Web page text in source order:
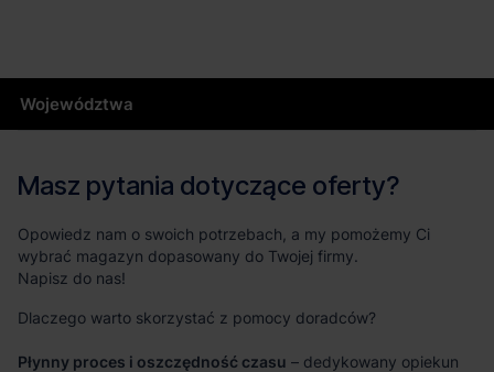
Województwa
Masz pytania dotyczące oferty?
Opowiedz nam o swoich potrzebach, a my pomożemy Ci
wybrać magazyn dopasowany do Twojej firmy.
Napisz do nas!
Dlaczego warto skorzystać z pomocy doradców?
Płynny proces i oszczędność czasu – dedykowany opiekun